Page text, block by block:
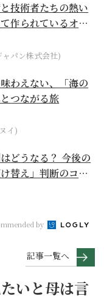
技術者たちの熱い
作られているオー
パン株式会社)
わえない、「海の
つながる旅
イ)
どうなる？ 今後の
替え」判断のコツ
by
記事一覧へ
いと母は言